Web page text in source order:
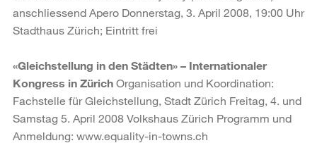
anschliessend Apero Donnerstag, 3. April 2008, 19:00 Uhr
Stadthaus Zürich; Eintritt frei
«Gleichstellung in den Städten» – Internationaler
Kongress in Zürich Organisation und Koordination:
Fachstelle für Gleichstellung, Stadt Zürich Freitag, 4. und
Samstag 5. April 2008 Volkshaus Zürich Programm und
Anmeldung: www.equality-in-towns.ch